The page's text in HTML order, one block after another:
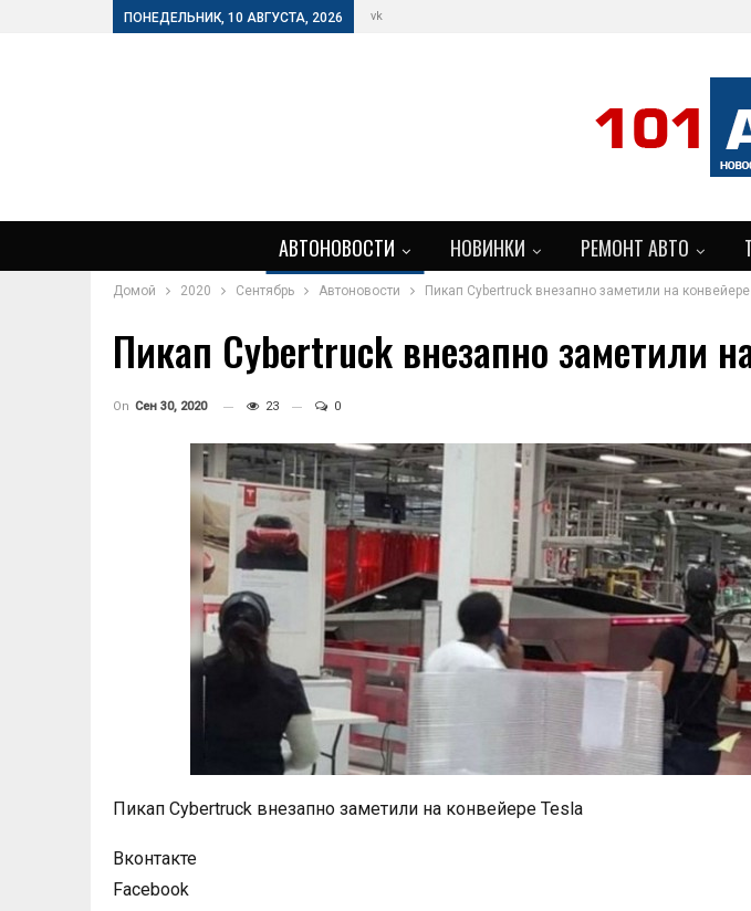
ПОНЕДЕЛЬНИК, 10 АВГУСТА, 2026 vk
АВТОНОВОСТИ НОВИНКИ РЕМОНТ АВТО
Домой 2020 Сентябрь Автоновости Пикап Cybertruck внезапно заметили на
Пикап Cybertruck внезапно заметили
On Сен 30, 2020 23 0
Пикап Cybertruck внезапно заметили на конвейере Tesla
Вконтакте
Facebook